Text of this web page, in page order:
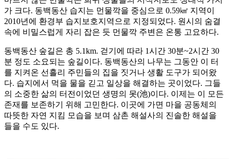
가 크다. 동백동산 습지는 먼물깍을 중심으로 0.59㎢ 지역이
2010년에 환경부 습지보호지역으로 지정되었다. 원시의 숨결
속에 비밀스럽게 자리 잡은 듯 먼물깍 주변은 온통 고요하다.
동백동산 숲길은 총 5.1km. 걷기에 따라 1시간 30분~2시간 30
분 정도 소요되는 숲길이다. 동백동산의 나무는 그동안 이 터
를 지켜온 선흘리 주민들의 집을 짓거나 생활 도구가 되어왔
다. 습지에서 먹을 물을 긷고 일상을 해결하는 곳이었다. 그들
의 소중한 삶의 터전이었던 생명의 못(池)이다. 이제는 이 모든
존재를 보존하기 위해 고민한다. 이곳에 가면 마을 공동체의
따뜻한 자연 지킴 모습을 보며 삼촌 해설사의 진솔한 해설을
들을 수도 있다.